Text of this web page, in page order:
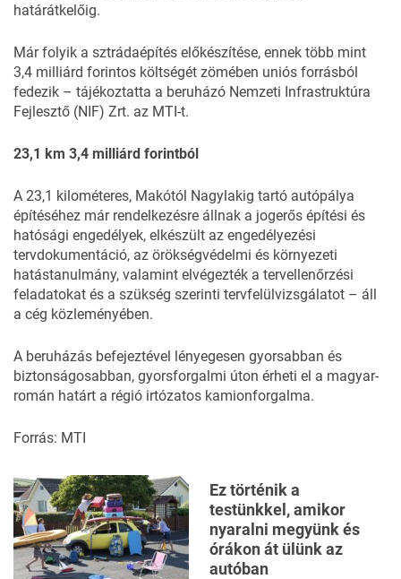
határátkelőig.
Már folyik a sztrádaépítés előkészítése, ennek több mint
3,4 milliárd forintos költségét zömében uniós forrásból
fedezik – tájékoztatta a beruházó Nemzeti Infrastruktúra
Fejlesztő (NIF) Zrt. az MTI-t.
23,1 km 3,4 milliárd forintból
A 23,1 kilométeres, Makótól Nagylakig tartó autópálya
építéséhez már rendelkezésre állnak a jogerős építési és
hatósági engedélyek, elkészült az engedélyezési
tervdokumentáció, az örökségvédelmi és környezeti
hatástanulmány, valamint elvégezték a tervellenőrzési
feladatokat és a szükség szerinti tervfelülvizsgálatot – áll
a cég közleményében.
A beruházás befejeztével lényegesen gyorsabban és
biztonságosabban, gyorsforgalmi úton érheti el a magyar-
román határt a régió irtózatos kamionforgalma.
Forrás: MTI
Ez történik a
testünkkel, amikor
nyaralni megyünk és
órákon át ülünk az
autóban